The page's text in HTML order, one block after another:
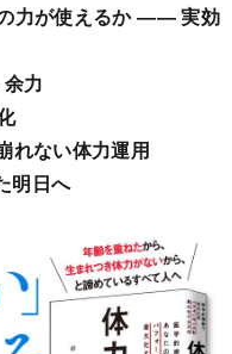
力が使えるか ―― 実効
力
ない体力運用
明日へ